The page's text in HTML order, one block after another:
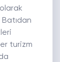
turizm